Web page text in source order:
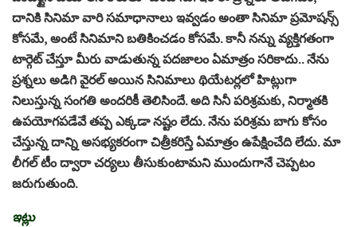
దానికి సినిమా వారి సమాధానాలు ఇవ్వడం అంతా సినిమా ప్రమోషన్స్
కోసమే, అంటే సినిమాని బతికించడం కోసమే. కానీ నన్ను వ్యక్తిగతంగా
టార్గెట్ చేస్తూ మీరు వాడుతున్న పదజాలం ఏమాత్రం సరికాదు.. నేను
ప్రశ్నలు అడిగి వైరల్ అయిన సినిమాలు థియేటర్లలో హిట్లుగా
నిలుస్తున్న సంగతి అందరికీ తెలిసిందే. అది సినీ పరిశ్రమకు, నిర్మాతకి
ఉపయోగపడేవే తప్ప ఎక్కడా నష్టం లేదు. నేను పరిశ్రమ బాగు కోసం
చేస్తున్న దాన్ని అసభ్యకరంగా చిత్రీకరిస్తే ఏమాత్రం ఉపేక్షించేది లేదు. మా
లీగల్ టీం ద్వారా చర్యలు తీసుకుంటామని ముందుగానే చెప్పటం
జరుగుతుంది.
ఇట్లు